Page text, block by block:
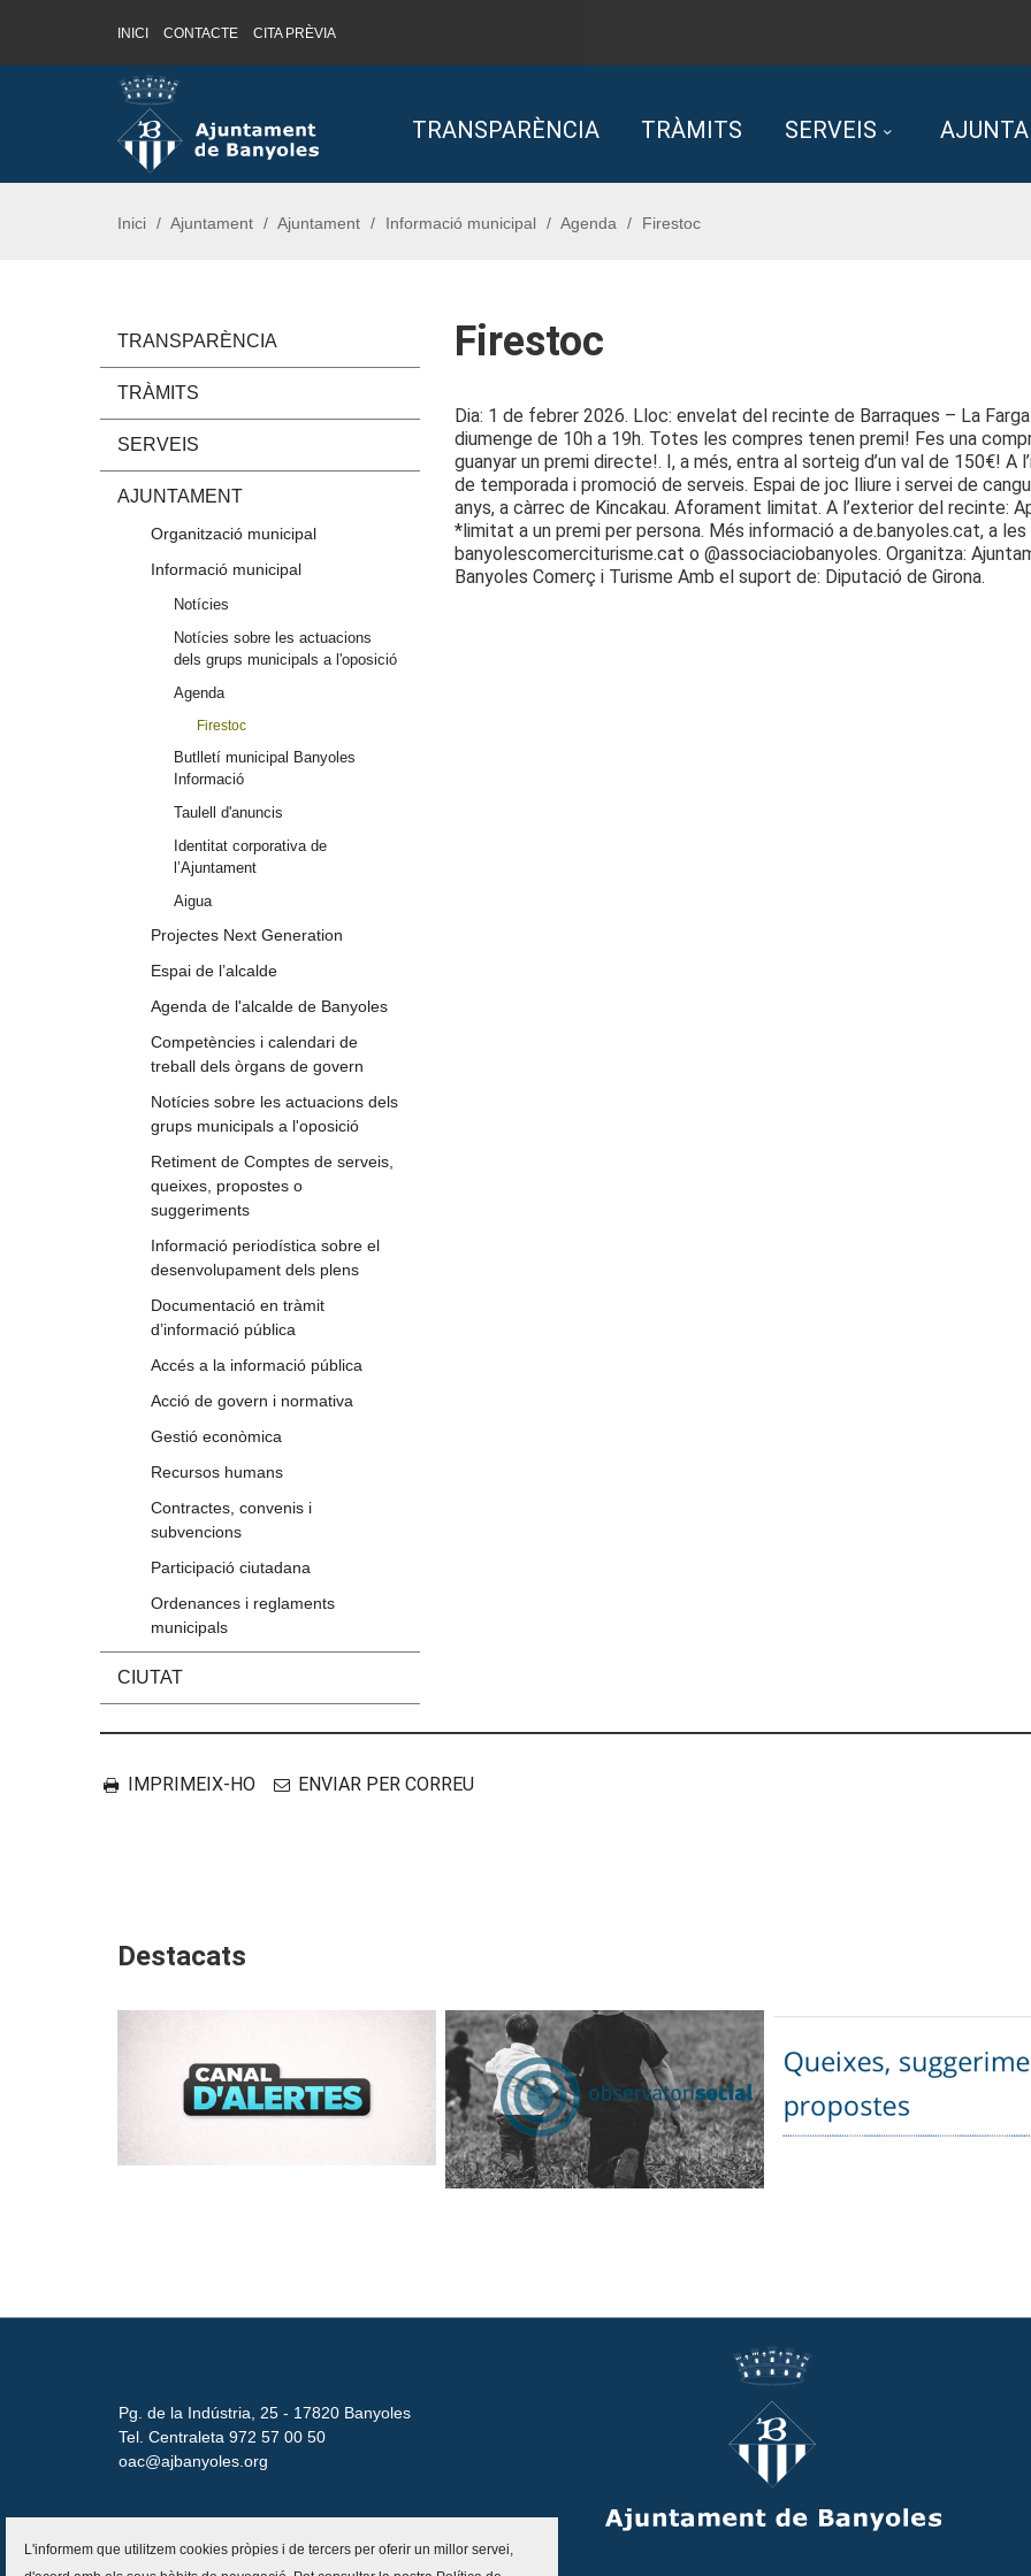
Saltar al contingut
Saltar a la navegació
Informació de contacte
INICI CONTACTE CITA PRÈVIA
TRANSPARÈNCIA TRÀMITS SERVEIS
Inici Ajuntament Ajuntament Informació municipal Agenda Firestoc
Firestoc
Dia: 1 de febrer 2026. Lloc: envelat del recinte de Barraques – La
diumenge de 10h a 19h. Totes les compres tenen premi! Fes una
guanyar un premi directe!. I, a més, entra al sorteig d’un val de 150€! A
de temporada i promoció de serveis. Espai de joc lliure i servei de
anys, a càrrec de Kincakau. Aforament limitat. A l’exterior del recinte:
*limitat a un premi per persona. Més informació a de.banyoles.cat, a
banyolescomerciturisme.cat o @associaciobanyoles. Organitza:
Banyoles Comerç i Turisme Amb el suport de: Diputació de Girona.
TRANSPARÈNCIA
TRÀMITS
SERVEIS
AJUNTAMENT
Organització municipal
Informació municipal
Notícies
Notícies sobre les actuacions
dels grups municipals a l'oposició
Agenda
Firestoc
Butlletí municipal Banyoles
Informació
Taulell d'anuncis
Identitat corporativa de
l’Ajuntament
Aigua
Projectes Next Generation
Espai de l’alcalde
Agenda de l'alcalde de Banyoles
Competències i calendari de
treball dels òrgans de govern
Notícies sobre les actuacions dels
grups municipals a l'oposició
Retiment de Comptes de serveis,
queixes, propostes o
suggeriments
Informació periodística sobre el
desenvolupament dels plens
Documentació en tràmit
d’informació pública
Accés a la informació pública
Acció de govern i normativa
Gestió econòmica
Recursos humans
Contractes, convenis i
subvencions
Participació ciutadana
Ordenances i reglaments
municipals
CIUTAT
Document
IMPRIMEIX-HO ENVIAR PER CORREU
Destacats
Pg. de la Indústria, 25 - 17820 Banyoles
Tel. Centraleta 972 57 00 50
oac@ajbanyoles.org
L'informem que utilitzem cookies pròpies i de tercers per oferir un millor servei,